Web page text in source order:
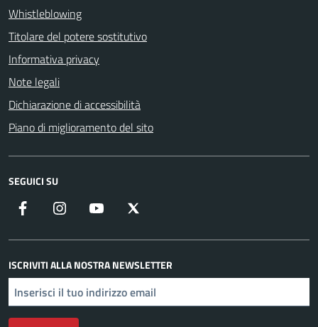
Whistleblowing
Titolare del potere sostitutivo
Informativa privacy
Note legali
Dichiarazione di accessibilità
Piano di miglioramento del sito
SEGUICI SU
Facebook Instagram YouTube
ISCRIVITI ALLA NOSTRA NEWSLETTER